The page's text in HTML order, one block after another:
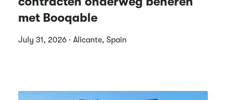
met Booqable
July 31, 2026 · Alicante, Spain